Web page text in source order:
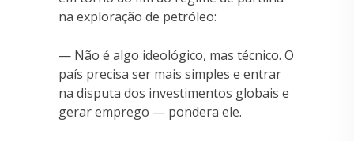
na exploração de petróleo:
— Não é algo ideológico, mas técnico. O
país precisa ser mais simples e entrar
na disputa dos investimentos globais e
gerar emprego — pondera ele.